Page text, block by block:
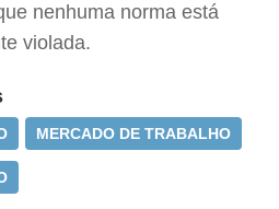
nenhuma norma está
violada.
MERCADO DE TRABALHO